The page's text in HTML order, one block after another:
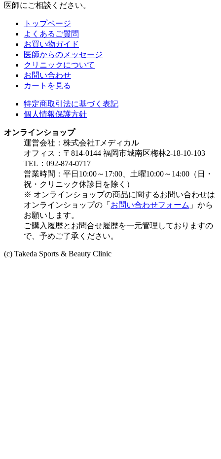
医師にご相談ください。
トップページ
よくあるご質問
お買い物ガイド
医師からのメッセージ
クリニックについて
お問い合わせ
カートを見る
特定商取引法に基づく表記
個人情報保護方針
オンラインショップ
運営会社：株式会社Tメディカル
オフィス：〒814-0144 福岡市城南区梅林2-18-10-103
TEL：092-874-0717
営業時間：平日10:00～17:00、土曜10:00～14:00（日・
祝・クリニック休診日を除く）
※ オンラインショップの商品に関するお問い合わせは
オンラインショップの「 お問い合わせフォーム 」から
お願いします。
ご購入履歴とお問合せ履歴を一元管理しておりますの
で、予めご了承ください。
(c) Takeda Sports & Beauty Clinic